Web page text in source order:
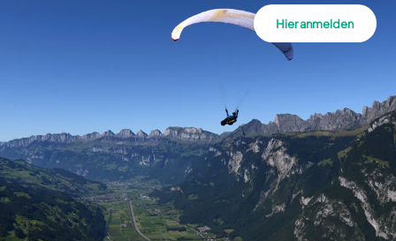
Hier anmelden